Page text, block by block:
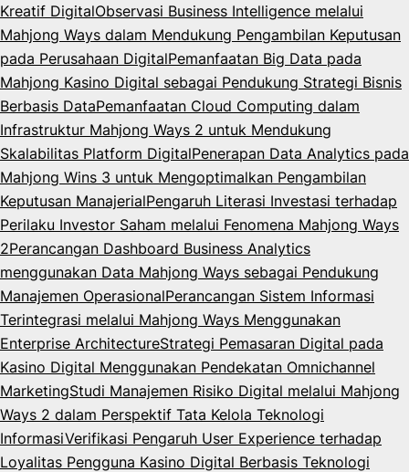
Kreatif DigitalObservasi Business Intelligence melalui
Mahjong Ways dalam Mendukung Pengambilan Keputusan
pada Perusahaan DigitalPemanfaatan Big Data pada
Mahjong Kasino Digital sebagai Pendukung Strategi Bisnis
Berbasis DataPemanfaatan Cloud Computing dalam
Infrastruktur Mahjong Ways 2 untuk Mendukung
Skalabilitas Platform DigitalPenerapan Data Analytics pada
Mahjong Wins 3 untuk Mengoptimalkan Pengambilan
Keputusan ManajerialPengaruh Literasi Investasi terhadap
Perilaku Investor Saham melalui Fenomena Mahjong Ways
2Perancangan Dashboard Business Analytics
menggunakan Data Mahjong Ways sebagai Pendukung
Manajemen OperasionalPerancangan Sistem Informasi
Terintegrasi melalui Mahjong Ways Menggunakan
Enterprise ArchitectureStrategi Pemasaran Digital pada
Kasino Digital Menggunakan Pendekatan Omnichannel
MarketingStudi Manajemen Risiko Digital melalui Mahjong
Ways 2 dalam Perspektif Tata Kelola Teknologi
InformasiVerifikasi Pengaruh User Experience terhadap
Loyalitas Pengguna Kasino Digital Berbasis Teknologi